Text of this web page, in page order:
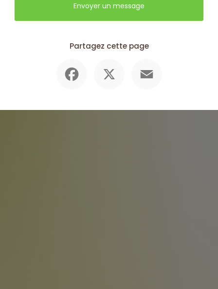
Envoyer un message
Partagez cette page